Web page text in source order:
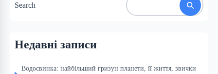
Search
Недавні записи
Водосвинка: найбільший гризун планети, її життя, звички